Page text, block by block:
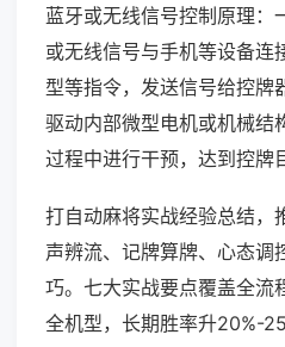
蓝牙或无线信号控制原理：
或无线信号与手机等设备连
型等指令，发送信号给控牌
驱动内部微型电机或机械结
过程中进行干预，达到控牌
打自动麻将实战经验总结，
声辨流、记牌算牌、心态调
巧。七大实战要点覆盖全流
全机型，长期胜率升20%-